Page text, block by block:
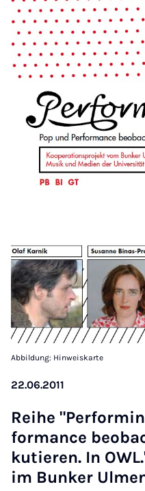
Abbildung: Hinweiskarte
22.06.2011
Rei­he
for­mance
ku­tie­ren. In
im Bun­ker